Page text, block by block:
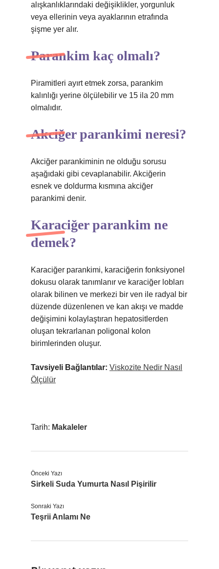
alışkanlıklarındaki değişiklikler, yorgunluk
veya ellerinin veya ayaklarının etrafında
şişme yer alır.
Parankim kaç olmalı?
Piramitleri ayırt etmek zorsa, parankim
kalınlığı yerine ölçülebilir ve 15 ila 20 mm
olmalıdır.
Akciğer parankimi neresi?
Akciğer parankiminin ne olduğu sorusu
aşağıdaki gibi cevaplanabilir. Akciğerin
esnek ve doldurma kısmına akciğer
parankimi denir.
Karaciğer parankim ne
demek?
Karaciğer parankimi, karaciğerin fonksiyonel
dokusu olarak tanımlanır ve karaciğer lobları
olarak bilinen ve merkezi bir ven ile radyal bir
düzende düzenlenen ve kan akışı ve madde
değişimini kolaylaştıran hepatositlerden
oluşan tekrarlanan poligonal kolon
birimlerinden oluşur.
Tavsiyeli Bağlantılar: Viskozite Nedir Nasıl
Ölçülür
Tarih: Makaleler
Önceki Yazı
Sirkeli Suda Yumurta Nasıl Pişirilir
Sonraki Yazı
Teşrii Anlamı Ne